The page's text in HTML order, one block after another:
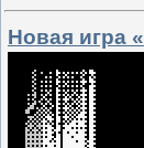
Новая игра